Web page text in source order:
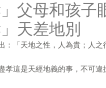
父母和孩子
天差地別
：「天地之性，人為貴；人之
孝這是天經地義的事，不可違